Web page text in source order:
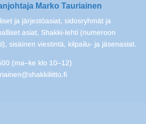
Marko Tauriainen
ja järjestöasiat, sidosryhmät ja
asiat, Shakki-lehti (numeroon
sisäinen viestintä, kilpailu- ja jäsenasiat.
(ma–ke klo 10–12)